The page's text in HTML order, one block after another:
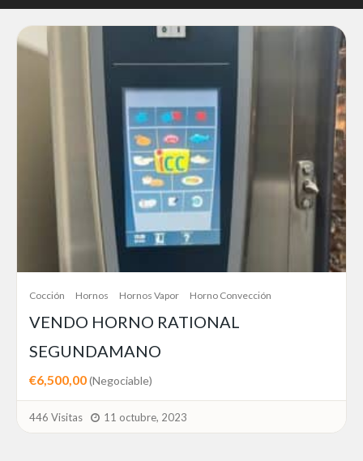
Cocción Hornos Hornos Vapor Horno Convección
VENDO HORNO RATIONAL
SEGUNDAMANO
€6,500,00(Negociable)
446 Visitas 11 octubre, 2023